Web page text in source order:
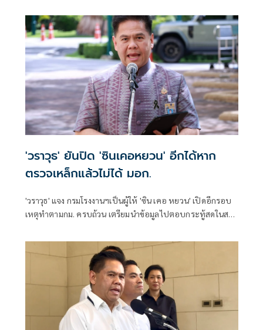
สอบด้วยกัน
'วราวุธ' ยันปิด 'ซินเคอหยวน' อีกได้หาก
ตรวจเหล็กแล้วไม่ได้ มอก.
'วราวุธ' แจง กรมโรงงานฯเป็นผู้ให้ 'ซิน เคอ หยวน' เปิดอีกรอบ
เหตุทำตามกม. ครบถ้วน เตรียมนำข้อมูลไปตอบกระทู้สดในสภา